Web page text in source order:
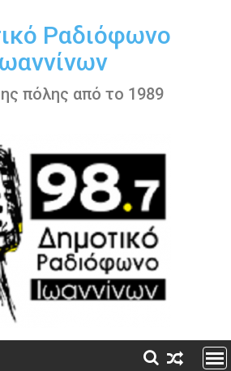
Ραδιόφωνο
πόλης από το 1989